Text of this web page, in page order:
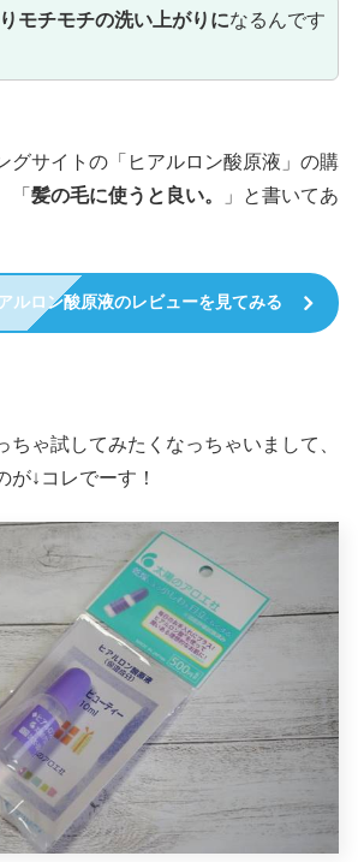
モチモチの洗い上がりになるんです
グサイトの「ヒアルロン酸原液」の購
「 髪の毛に使うと良い。
」と書いてあ
ルロン酸原液のレビューを見てみる
ゃ試してみたくなっちゃいまして、
が↓コレでーす！